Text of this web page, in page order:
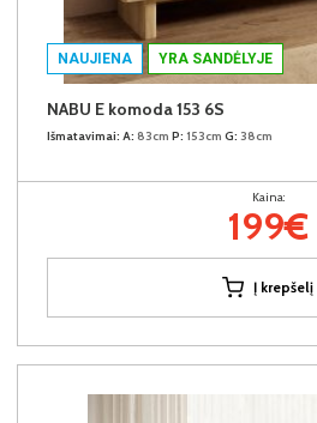
NAUJIENA YRA SANDĖLYJE
NABU E komoda 153 6S
Išmatavimai: A: 83cm P: 153cm G: 38cm
Kaina:
199€
Į krepšelį